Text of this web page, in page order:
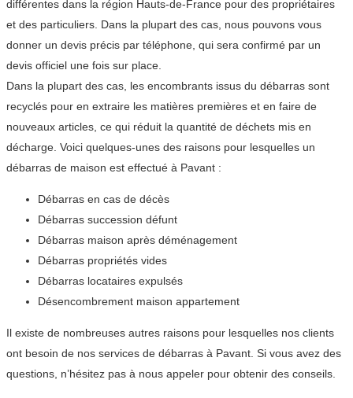
différentes dans la région Hauts-de-France pour des propriétaires
et des particuliers. Dans la plupart des cas, nous pouvons vous
donner un devis précis par téléphone, qui sera confirmé par un
devis officiel une fois sur place.
Dans la plupart des cas, les encombrants issus du débarras sont
recyclés pour en extraire les matières premières et en faire de
nouveaux articles, ce qui réduit la quantité de déchets mis en
décharge. Voici quelques-unes des raisons pour lesquelles un
débarras de maison est effectué à Pavant :
Débarras en cas de décès
Débarras succession défunt
Débarras maison après déménagement
Débarras propriétés vides
Débarras locataires expulsés
Désencombrement maison appartement
Il existe de nombreuses autres raisons pour lesquelles nos clients
ont besoin de nos services de débarras à Pavant. Si vous avez des
questions, n’hésitez pas à nous appeler pour obtenir des conseils.